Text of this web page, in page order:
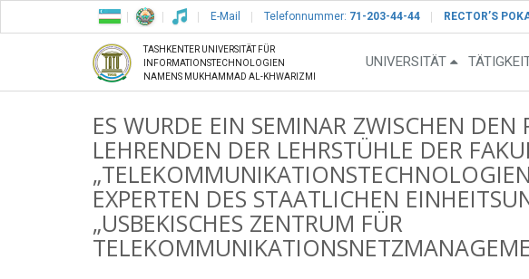
E-Mail Telefonnummer: 71-203-44-44 RECTOR’S
TASHKENTER UNIVERSITÄT FÜR
INFORMATIONSTECHNOLOGIEN
NAMENS MUKHAMMAD AL-KHWARIZMI
UNIVERSITÄT
ES WURDE EIN SEMINAR ZWISCHEN DEN
LEHRENDEN DER LEHRSTÜHLE DER
EXPERTEN DES STAATLICHEN
„USBEKISCHES ZENTRUM FÜR